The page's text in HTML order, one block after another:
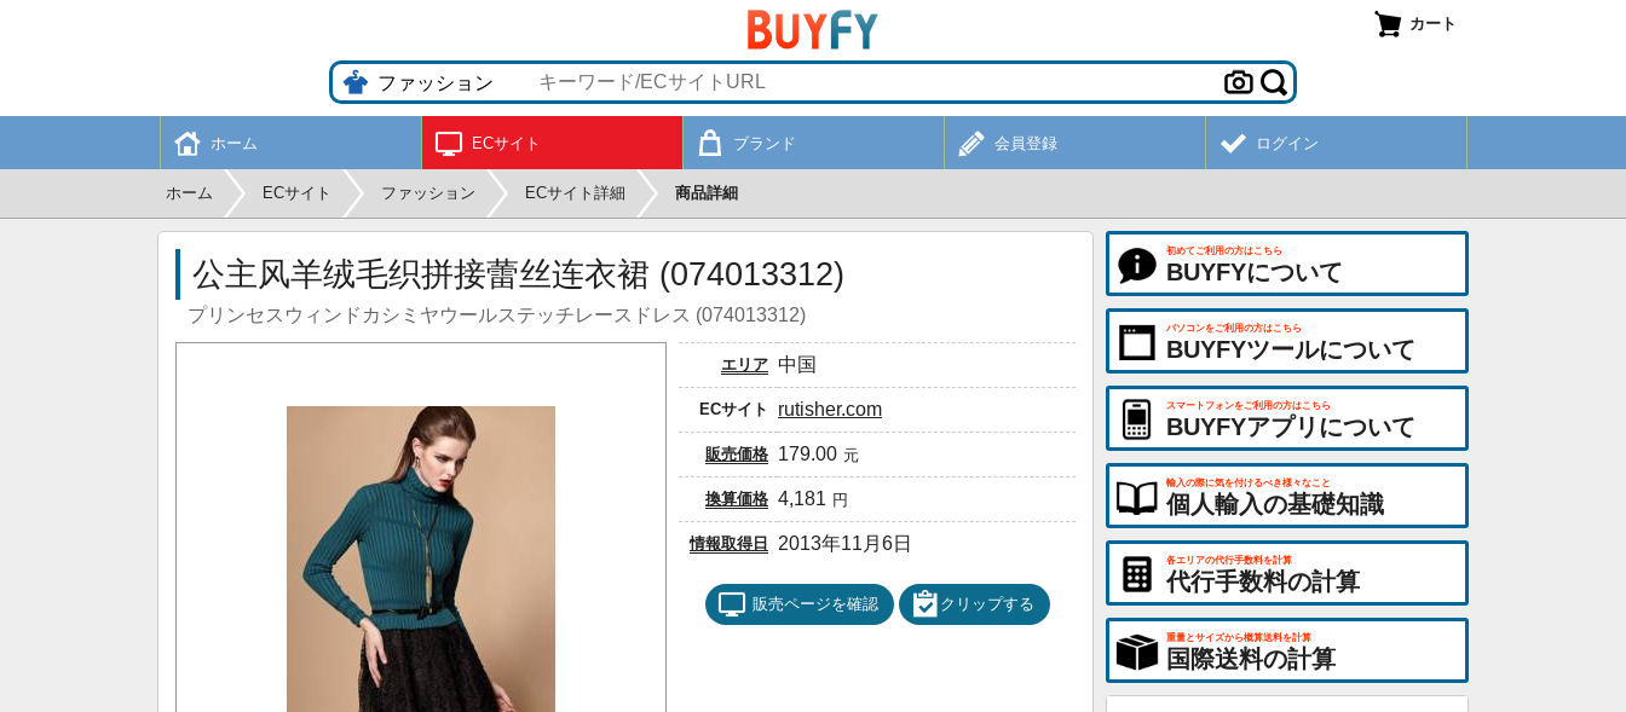
カート
ホーム ECサイト ブランド 会員登録 ログイン
ホーム ECサイト ファッション ECサイト詳細 商品詳細
公主风羊绒毛织拼接蕾丝连衣裙 (074013312)
プリンセスウィンドカシミヤウールステッチレースドレス (074013312)
エリア 中国
ECサイト rutisher.com
販売価格 179.00 元
換算価格 4,181 円
情報取得日 2013年11月6日
販売ページを確認 クリップする
初めてご利用の方はこちら
BUYFYについて
パソコンをご利用の方はこちら
BUYFYツールについて
スマートフォンをご利用の方はこちら
BUYFYアプリについて
輸入の際に気を付けるべき様々なこと
個人輸入の基礎知識
各エリアの代行手数料を計算
代行手数料の計算
重量とサイズから概算送料を計算
国際送料の計算